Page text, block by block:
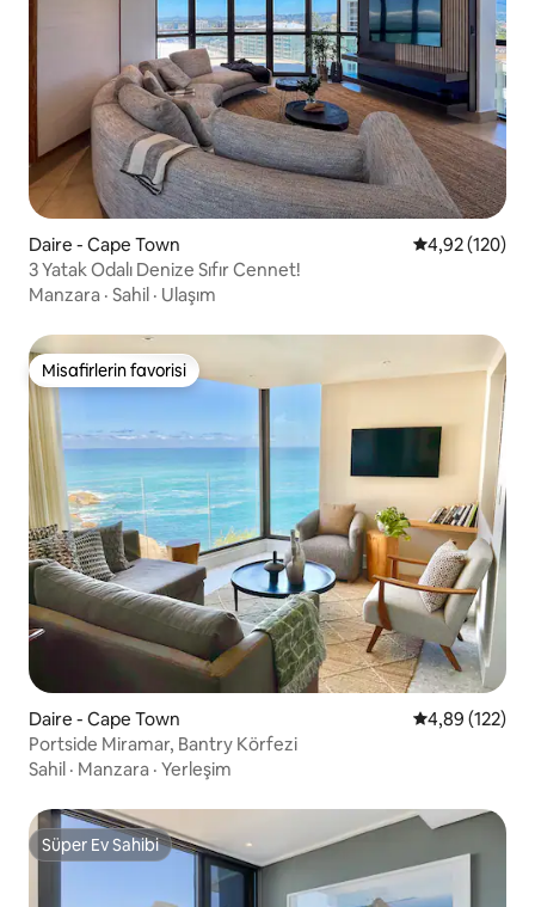
Daire - Cape Town 5 üzerinden
4,92 (120)
3 Yatak Odalı Denize Sıfır Cennet!
Manzara · Sahil · Ulaşım
Misafirlerin favorisi
Misafirlerin favorisi
Daire - Cape Town 5 üzerinden
4,89 (122)
Portside Miramar, Bantry Körfezi
Sahil · Manzara · Yerleşim
Süper Ev Sahibi
Süper Ev Sahibi